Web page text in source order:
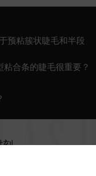
预粘簇状睫毛和半段
合条的睫毛很重要？
刻